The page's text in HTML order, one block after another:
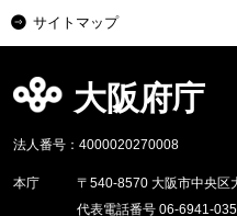
サイトマップ
大阪府庁
法人番号：4000020270008
本庁
〒540-8570 大阪市中央区
代表電話番号 06-6941-